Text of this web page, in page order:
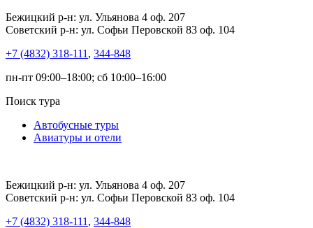
Бежицкий р-н: ул. Ульянова 4 оф. 207
Советский р-н: ул. Софьи Перовской 83 оф. 104
+7 (4832) 318-111 , 344-848
пн-пт 09:00–18:00; сб 10:00–16:00
Поиск тура
Автобусные туры
Авиатуры и отели
Бежицкий р-н: ул. Ульянова 4 оф. 207
Советский р-н: ул. Софьи Перовской 83 оф. 104
+7 (4832) 318-111 , 344-848